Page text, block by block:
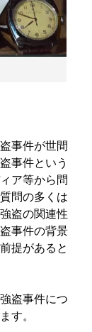
事件が世間
事件という
ア等から問
問の多くは
盗の関連性
事件の背景
提があると
盗事件につ
す。